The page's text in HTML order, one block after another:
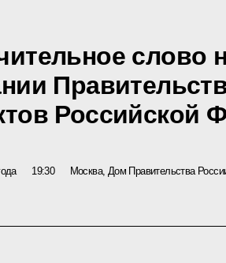
слово
Российской
19:30 Москва, Дом Правительства